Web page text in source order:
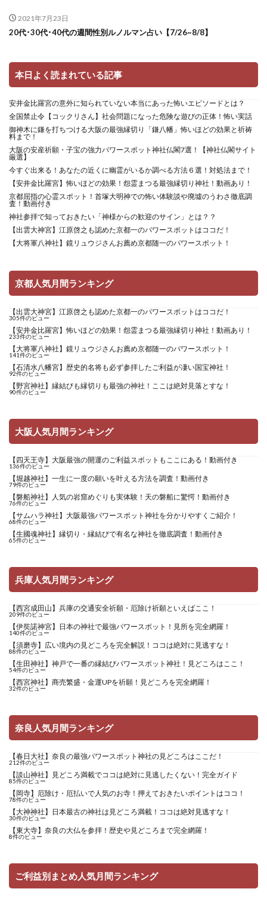
2021年7月23日
20代･30代･40代の週間性別ルノルマン占い【7/26~8/8】
本日よく読まれている記事
安井金比羅宮の意外に知られていない本当にあった怖いエピソードとは？
全国禁止令【コックリさん】社会問題になった危険な遊びの正体！怖い実話
御神木に鎌を打ちつける大阪の最強縁切り「鎌八幡」怖いほどの効果と祈祷
料まで！
大阪の安産祈願・子宝の強力パワースポット神社仏閣7選！【神社仏閣サイト
厳選】
今すぐ出来る！あなたの近くに幽霊がいるか調べる方法６選！対処法まで！
【安井金比羅宮】怖いほどの効果！怨霊まつる最強縁切り神社！動画あり！
京都屈指の心霊スポット！首塚大明神での怖い体験談や廃墟のうわさ徹底調
査！動画付き
神社参拝で知っておきたい「神様からの歓迎のサイン」とは？？
【出雲大神宮】江原啓之も認めた京都一のパワースポットはココだ！
【大将軍八神社】鏡リュウジさんお薦め京都随一のパワースポット！
京都人気月間ランキング
【出雲大神宮】江原啓之も認めた京都一のパワースポットはココだ！
305件のビュー
【安井金比羅宮】怖いほどの効果！怨霊まつる最強縁切り神社！動画あり！
233件のビュー
【大将軍八神社】鏡リュウジさんお薦め京都随一のパワースポット！
141件のビュー
【石清水八幡宮】歴史的名将も必ず参拝したご利益が凄い国宝神社！
92件のビュー
【野宮神社】縁結びも縁切りも最強の神社！ここは絶対見落とすな！
90件のビュー
大阪人気月間ランキング
【四天王寺】大阪最強の開運のご利益スポットもここにある！動画付き
136件のビュー
【堀越神社】一生に一度の願いを叶える方法を調査！動画付き
79件のビュー
【磐船神社】人気の岩窟めぐりも実体験！天の磐船に驚愕！動画付き
76件のビュー
【サムハラ神社】大阪最強パワースポット神社を分かりやすくご紹介！
68件のビュー
【生國魂神社】縁切り・縁結びで有名な神社を徹底調査！動画付き
65件のビュー
兵庫人気月間ランキング
【西宮成田山】兵庫の交通安全祈願・厄除け祈願といえばここ！
209件のビュー
【伊奘諾神宮】日本の神社で最強パワースポット！見所を完全網羅！
140件のビュー
【須磨寺】広い境内の見どころを完全解説！ココは絶対に見逃すな！
88件のビュー
【生田神社】神戸で一番の縁結びパワースポット神社！見どころはここ！
54件のビュー
【西宮神社】商売繁盛・金運UPを祈願！見どころを完全網羅！
32件のビュー
奈良人気月間ランキング
【春日大社】奈良の最強パワースポット神社の見どころはここだ！
212件のビュー
【談山神社】見どころ満載でココは絶対に見逃したくない！完全ガイド
85件のビュー
【岡寺】厄除け・厄払いで人気のお寺！押えておきたいポイントはココ！
78件のビュー
【大神神社】日本最古の神社は見どころ満載！ココは絶対見逃すな！
30件のビュー
【東大寺】奈良の大仏を参拝！歴史や見どころまで完全網羅！
8件のビュー
ご利益別まとめ人気月間ランキング